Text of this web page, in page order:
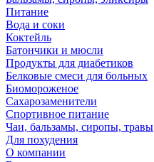
Питание
Вода и соки
Коктейль
Батончики и мюсли
Продукты для диабетиков
Белковые смеси для больных
Биомороженое
Сахарозаменители
Спортивное питание
Чаи, бальзамы, сиропы, травы
Для похудения
О компании